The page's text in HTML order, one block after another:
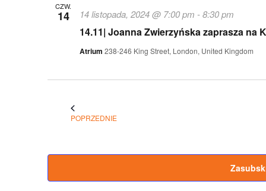
CZW.
14
14.11| Joanna Zwierzyńska zaprasza na
14 listopada, 2024 @ 7:00 pm -8:30 pm
Atrium 238-246 King Street, London, United Kingdom
POPRZEDNIEWYDARZENIA